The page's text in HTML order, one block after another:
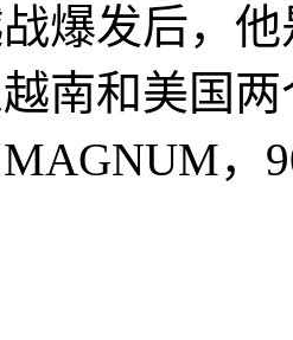
爆发后，
南和美国
，